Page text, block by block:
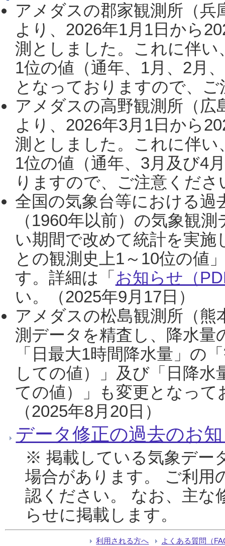
アメダスの郡家観測所（
より、2026年1月1日から
測としました。これに伴い
1位の値（通年、1月、2月
となっておりますので、
アメダスの高野観測所（
より、2026年3月1日から
測としました。これに伴い
1位の値（通年、3月及び4
りますので、ご注意くだ
全国の気象台等における過
（1960年以前）の気象観
い期間で改めて統計を実
との観測史上1～10位の値
す。詳細は「 お知らせ（
い。（2025年9月17日）
アメダスの松島観測所（熊
測データを精査し、降水
「日最大1時間降水量」の
しての値）」及び「日降
ての値）」も変更となっ
（2025年8月20日）
データ修正の過去のお
※ 掲載している気象デー
場合があります。 ご利用
認ください。 なお、主な
らせに掲載します。
利用される方へ よくある質問（